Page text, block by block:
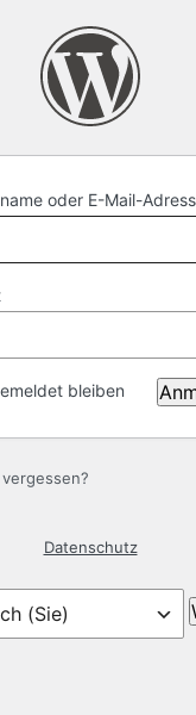
oder E-Mail-
bleiben
Datenschutz